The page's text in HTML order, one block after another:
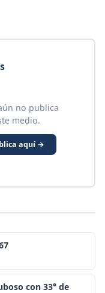
no publica
medio.
aquí →
con 33° de